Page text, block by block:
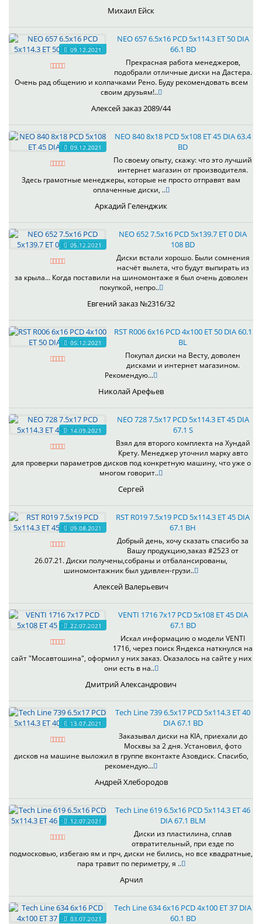
Михаил Ейск
09.12.2021
NEO 657 6.5x16 PCD 5x114.3 ET 50 DIA
66.1 BD
Прекрасная работа менеджеров,
подобрали отличные диски на Дастера.
Очень рад общению и колпачками Рено. Буду рекомендовать всем
своим друзьям!..
Алексей заказ 2089/44
09.12.2021
NEO 840 8x18 PCD 5x108 ET 45 DIA 63.4
BD
По своему опыту, скажу: что это лучший
интернет магазин от производителя.
Здесь грамотные менеджеры, которые не просто отправят вам
оплаченные диски, ..
Аркадий Геленджик
05.12.2021
NEO 652 7.5x16 PCD 5x139.7 ET 0 DIA
108 BD
Диски встали хорошо. Были сомнения
насчёт вылета, что будут выпирать из
за крыла... Когда поставили на шиномонтаже я был очень доволен
покупкой, непро..
Евгений заказ №2316/32
05.12.2021
RST R006 6x16 PCD 4x100 ET 50 DIA 60.1
BL
Покупал диски на Весту, доволен
дисками и интернет магазином.
Рекомендую...
Николай Арефьев
14.09.2021
NEO 728 7.5x17 PCD 5x114.3 ET 45 DIA
67.1 S
Взял для второго комплекта на Хундай
Крету. Менеджер уточнил марку авто
для проверки параметров дисков под конкретную машину, что уже о
многом говорит..
Сергей
09.08.2021
RST R019 7.5x19 PCD 5x114.3 ET 45 DIA
67.1 BH
Добрый день, хочу сказать спасибо за
Вашу продукцию,заказ #2523 от
26.07.21. Диски получены,собраны и отбалансированы,
шиномонтажник был удивлен-грузи..
Алексей Валерьевич
22.07.2021
VENTI 1716 7x17 PCD 5x108 ET 45 DIA
67.1 BD
Искал информацию о модели VENTI
1716, через поиск Яндекса наткнулся на
сайт "Мосавтошина", оформил у них заказ. Оказалось на сайте у них
они есть в на..
Дмитрий Александрович
13.07.2021
Tech Line 739 6.5x17 PCD 5x114.3 ET 40
DIA 67.1 BD
Заказывал диски на KIA, приехали до
Москвы за 2 дня. Установил, фото
дисков на машине выложил в группе вконтакте Азовдиск. Спасибо,
рекомендую...
Андрей Хлебородов
12.07.2021
Tech Line 619 6.5x16 PCD 5x114.3 ET 46
DIA 67.1 BLM
Диски из пластилина, сплав
отвратительный, при езде по
подмосковью, избегаю ям и прч, диски не бились, но все квадратные,
пара травит по периметру, я ..
Арчил
03.07.2021
Tech Line 634 6x16 PCD 4x100 ET 37 DIA
60.1 BD